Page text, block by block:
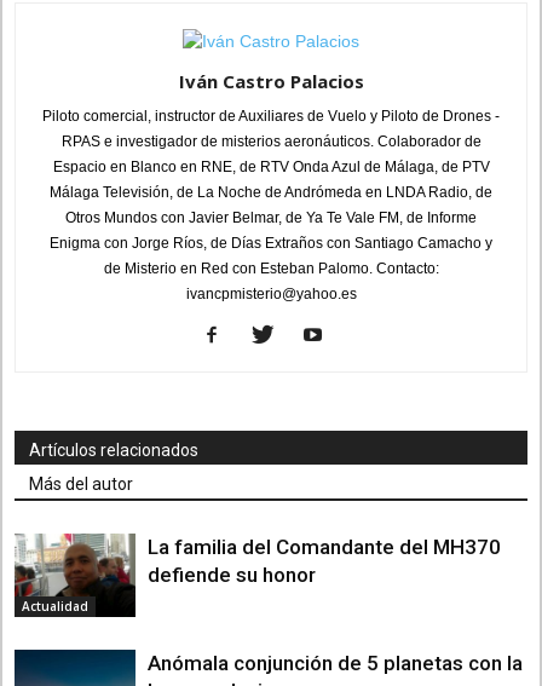
Iván Castro Palacios
Piloto comercial, instructor de Auxiliares de Vuelo y Piloto de Drones -
RPAS e investigador de misterios aeronáuticos. Colaborador de
Espacio en Blanco en RNE, de RTV Onda Azul de Málaga, de PTV
Málaga Televisión, de La Noche de Andrómeda en LNDA Radio, de
Otros Mundos con Javier Belmar, de Ya Te Vale FM, de Informe
Enigma con Jorge Ríos, de Días Extraños con Santiago Camacho y
de Misterio en Red con Esteban Palomo. Contacto:
ivancpmisterio@yahoo.es
Artículos relacionados
Más del autor
Actualidad
La familia del Comandante del MH370
defiende su honor
Anómala conjunción de 5 planetas con la